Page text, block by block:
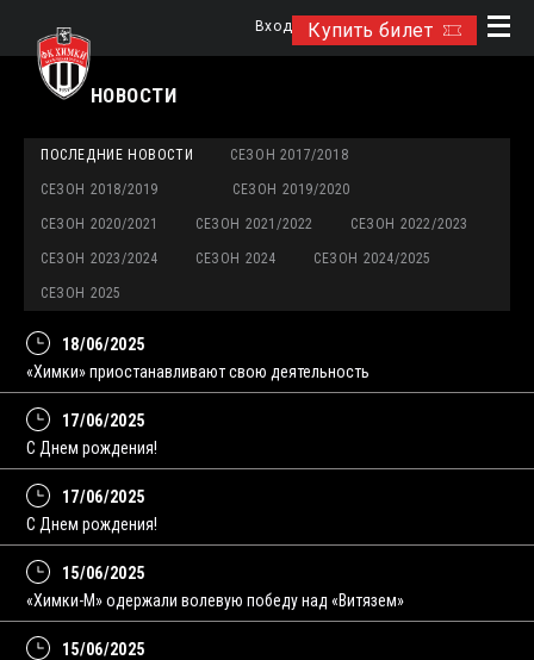
Купить билет
Вход
НОВОСТИ
ПОСЛЕДНИЕ НОВОСТИ СЕЗОН 2017/2018
СЕЗОН 2018/2019 СЕЗОН 2019/2020
СЕЗОН 2020/2021 СЕЗОН 2021/2022 СЕЗОН 2022/2023
СЕЗОН 2023/2024 СЕЗОН 2024 СЕЗОН 2024/2025
СЕЗОН 2025
18/06/2025
«Химки» приостанавливают свою деятельность
17/06/2025
С Днем рождения!
17/06/2025
С Днем рождения!
15/06/2025
«Химки-М» одержали волевую победу над «Витязем»
15/06/2025